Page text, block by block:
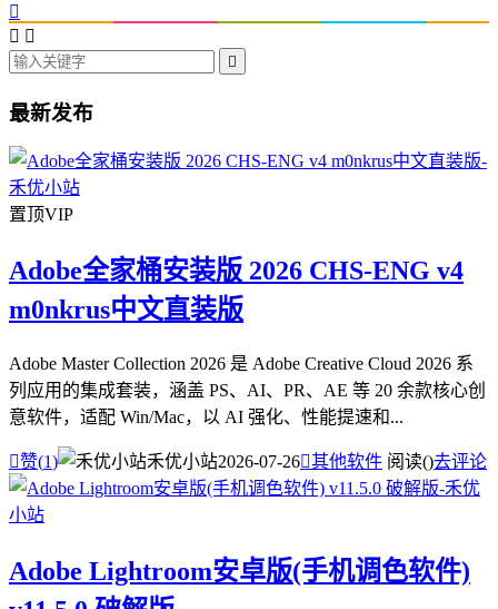

 

最新发布
置顶VIP
Adobe全家桶安装版 2026 CHS-ENG v4
m0nkrus中文直装版
Adobe Master Collection 2026 是 Adobe Creative Cloud 2026 系
列应用的集成套装，涵盖 PS、AI、PR、AE 等 20 余款核心创
意软件，适配 Win/Mac，以 AI 强化、性能提速和...
赞(1) 禾优小站2026-07-26其他软件 阅读()去评论
Adobe Lightroom安卓版(手机调色软件)